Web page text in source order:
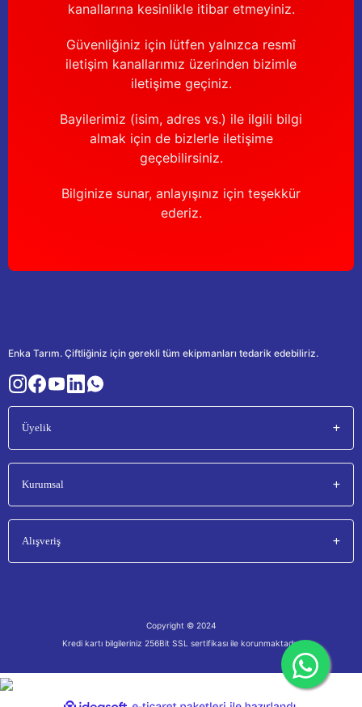
kanallarına kesinlikle itibar etmeyiniz.
Güvenliğiniz için lütfen yalnızca resmî
iletişim kanallarımız üzerinden bizimle
iletişime geçiniz.
Bayilerimiz (isim, adres vs.) ile ilgili bilgi
almak için de bizlerle iletişime
geçebilirsiniz.
Bilginize sunar, anlayışınız için teşekkür
ederiz.
Enka Tarım. Çiftliğiniz için gerekli tüm ekipmanları tedarik edebiliriz.
Üyelik
Kurumsal
Alışveriş
Copyright © 2024
Kredi kartı bilgileriniz 256Bit SSL sertifikası ile korunmaktadır.